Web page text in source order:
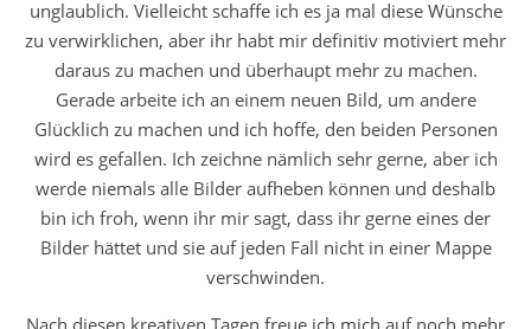
unglaublich. Vielleicht schaffe ich es ja mal diese Wünsche
zu verwirklichen, aber ihr habt mir definitiv motiviert mehr
daraus zu machen und überhaupt mehr zu machen.
Gerade arbeite ich an einem neuen Bild, um andere
Glücklich zu machen und ich hoffe, den beiden Personen
wird es gefallen. Ich zeichne nämlich sehr gerne, aber ich
werde niemals alle Bilder aufheben können und deshalb
bin ich froh, wenn ihr mir sagt, dass ihr gerne eines der
Bilder hättet und sie auf jeden Fall nicht in einer Mappe
verschwinden.